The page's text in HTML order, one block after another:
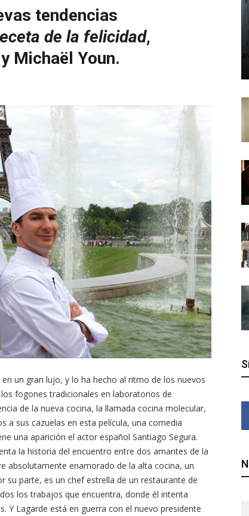
tendencias
de la felicidad,
Michaël Youn.
un gran lujo, y lo ha hecho al ritmo de los nuevos
fogones tradicionales en laboratorios de
de la nueva cocina, la llamada cocina molecular,
a sus cazuelas en esta película, una comedia
una aparición el actor español Santiago Segura.
la historia del encuentro entre dos amantes de la
absolutamente enamorado de la alta cocina, un
su parte, es un chef estrella de un restaurante de
los trabajos que encuentra, donde él intenta
Y Lagarde está en guerra con el nuevo presidente